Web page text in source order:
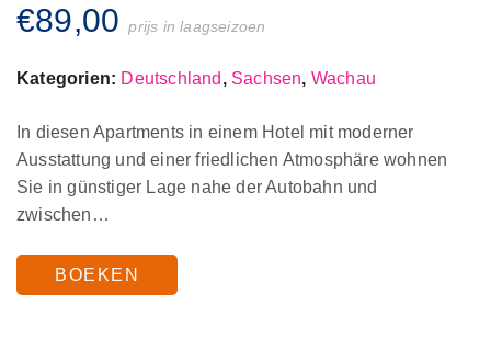
€89,00 prijs in laagseizoen
Kategorien: Deutschland , Sachsen, Wachau
In diesen Apartments in einem Hotel mit moderner
Ausstattung und einer friedlichen Atmosphäre wohnen
Sie in günstiger Lage nahe der Autobahn und
zwischen…
BOEKEN